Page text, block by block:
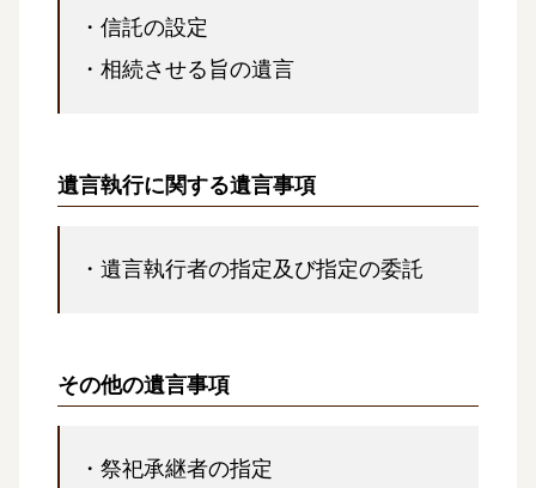
・信託の設定
・相続させる旨の遺言
遺言執行に関する遺言事項
・遺言執行者の指定及び指定の委託
その他の遺言事項
・祭祀承継者の指定